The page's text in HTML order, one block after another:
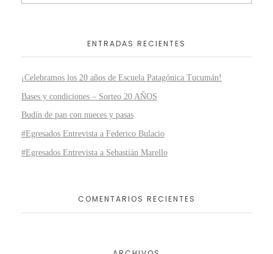
ENTRADAS RECIENTES
¡Celebramos los 20 años de Escuela Patagónica Tucumán!
Bases y condiciones – Sorteo 20 AÑOS
Budín de pan con nueces y pasas
#Egresados Entrevista a Federico Bulacio
#Egresados Entrevista a Sebastián Marello
COMENTARIOS RECIENTES